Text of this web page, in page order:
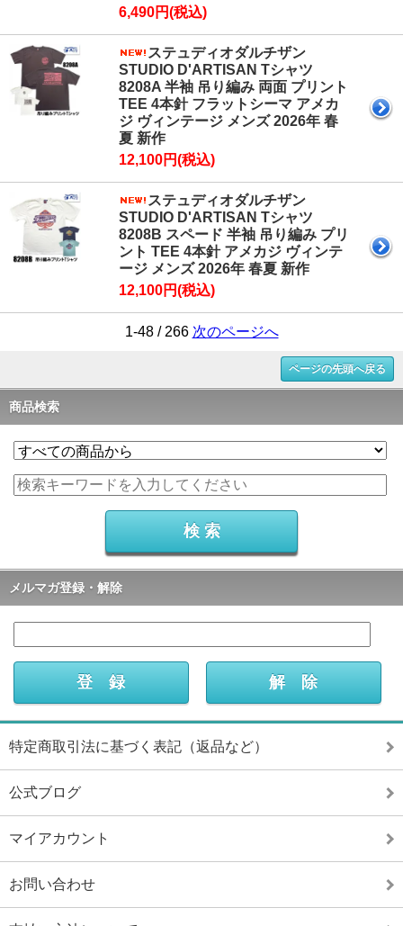
6,490円(税込)
ステュディオダルチザン
STUDIO D'ARTISAN Tシャツ
8208A 半袖 吊り編み 両面 プリント
TEE 4本針 フラットシーマ アメカ
ジ ヴィンテージ メンズ 2026年 春
夏 新作
12,100円(税込)
ステュディオダルチザン
STUDIO D'ARTISAN Tシャツ
8208B スペード 半袖 吊り編み プリ
ント TEE 4本針 アメカジ ヴィンテ
ージ メンズ 2026年 春夏 新作
12,100円(税込)
1-48 / 266 次のページへ
ページの先頭へ戻る
商品検索
メルマガ登録・解除
特定商取引法に基づく表記（返品など）
公式ブログ
マイアカウント
お問い合わせ